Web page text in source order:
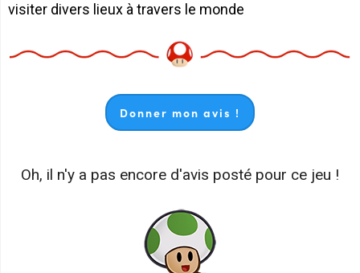
visiter divers lieux à travers le monde
Donner mon avis !
Oh, il n'y a pas encore d'avis posté pour ce jeu !